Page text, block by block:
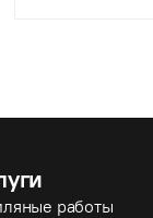
работы